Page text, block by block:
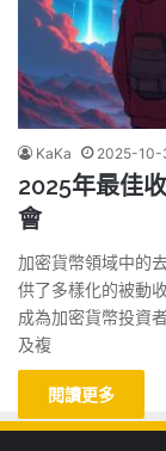
KaKa 2025-10-
2025年最佳
會
加密貨幣領域中的
供了多樣化的被動
成為加密貨幣投資
及複
閱讀更多